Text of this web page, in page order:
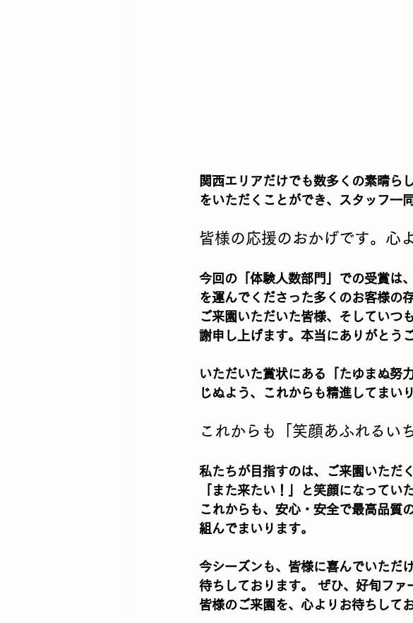
関西エリアだけでも数多くの素晴ら
をいただくことができ、スタッフ一
皆様の応援のおかげです。心
今回の「体験人数部門」での受賞は
を運んでくださった多くのお客様の
ご来園いただいた皆様、そしていつ
謝申し上げます。本当にありがとう
いただいた賞状にある「たゆまぬ努
じぬよう、これからも精進してまいり
これからも「笑顔あふれるい
私たちが目指すのは、ご来園いただ
「また来たい！」と笑顔になってい
これからも、安心・安全で最高品質
組んでまいります。
今シーズンも、皆様に喜んでいただ
待ちしております。 ぜひ、好旬ファ
皆様のご来園を、心よりお待ちして